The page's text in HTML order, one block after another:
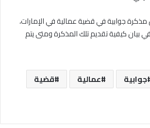
جوابية في قضية عمالية في الإمارات،
بيان كيفية تقديم تلك المذكرة ومتى يتم
جوابية عمالية
قضية